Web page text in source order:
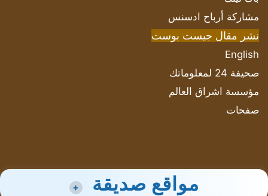
مشاركة أرباح ادسنس
نشر مقال جيست بوست
English
صحيفة 24 لمعلوماتك
مؤسسة اشراق العالم
صفحات
مواقع صديقة +